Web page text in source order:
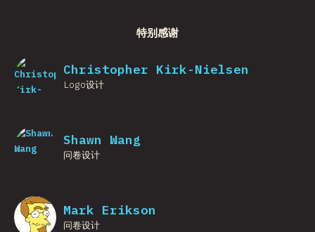
特别感谢
Christopher Kirk-Nielsen
Logo设计
Shawn Wang
问卷设计
Mark Erikson
问卷设计